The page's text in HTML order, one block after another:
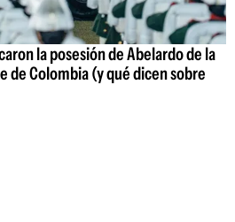
la posesión de Abelardo de la
de Colombia (y qué dicen sobre